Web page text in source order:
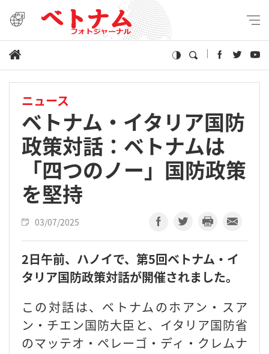
ニュース
ベトナム・イタリア国防
政策対話：ベトナムは
「四つのノー」国防政策
を堅持
03/07/2025
2日午前、ハノイで、第5回ベトナム・イ
タリア国防政策対話が開催されました。
この対話は、ベトナムのホアン・スア
ン・チエン国防大臣と、イタリア国防省
のマッテオ・ペレーゴ・ディ・クレムナ